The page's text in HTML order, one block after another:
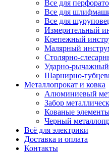
Все для
Все для
Все для
Измерительный
Крепежный
Малярный
Столярно-
Ударно-
Шарнирно-
Металлопрокат и ковка
Алюминиевый
Забор
Кованые
Черный
Всё для электрики
Доставка и оплата
Контакты